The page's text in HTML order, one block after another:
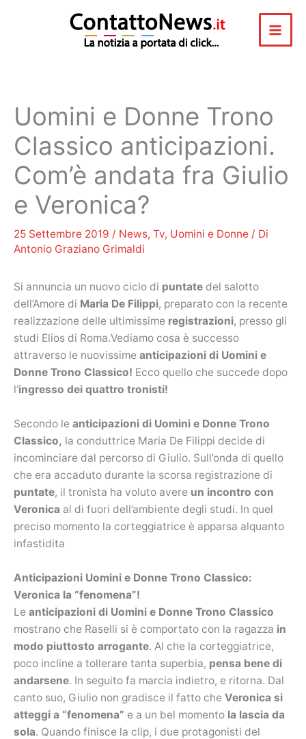
Uomini e Donne Trono
Classico anticipazioni.
Com’è andata fra Giulio
e Veronica?
25 Settembre 2019 / News, Tv, Uomini e Donne / Di
Antonio Graziano Grimaldi
Si annuncia un nuovo ciclo di puntate del salotto
dell’Amore di Maria De Filippi, preparato con la recente
realizzazione delle ultimissime registrazioni, presso gli
studi Elios di Roma.Vediamo cosa è successo
attraverso le nuovissime anticipazioni di Uomini e
Donne Trono Classico! Ecco quello che succede dopo
l’ingresso dei quattro tronisti!
Secondo le anticipazioni di Uomini e Donne Trono
Classico, la conduttrice Maria De Filippi decide di
incominciare dal percorso di Giulio. Sull’onda di quello
che era accaduto durante la scorsa registrazione di
puntate, il tronista ha voluto avere un incontro con
Veronica al di fuori dell’ambiente degli studi. In quel
preciso momento la corteggiatrice è apparsa alquanto
infastidita
Anticipazioni Uomini e Donne Trono Classico:
Veronica la “fenomena”!
Le anticipazioni di Uomini e Donne Trono Classico
mostrano che Raselli si è comportato con la ragazza in
modo piuttosto arrogante. Al che la corteggiatrice,
poco incline a tollerare tanta superbia, pensa bene di
andarsene. In seguito fa marcia indietro, e ritorna. Dal
canto suo, Giulio non gradisce il fatto che Veronica si
atteggi a “fenomena” e a un bel momento la lascia da
sola. Quando finisce la clip, i due protagonisti del